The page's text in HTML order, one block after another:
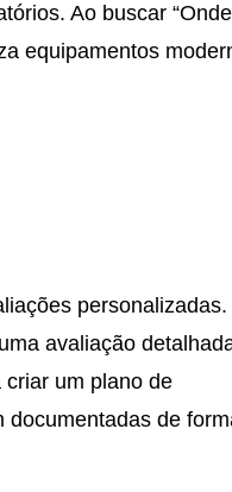
Ao buscar “Onde
equipamentos
personalizadas.
avaliação
um plano de
documentadas de